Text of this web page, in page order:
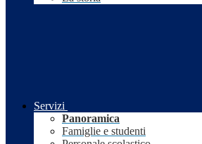
Servizi
Panoramica
Famiglie e studenti